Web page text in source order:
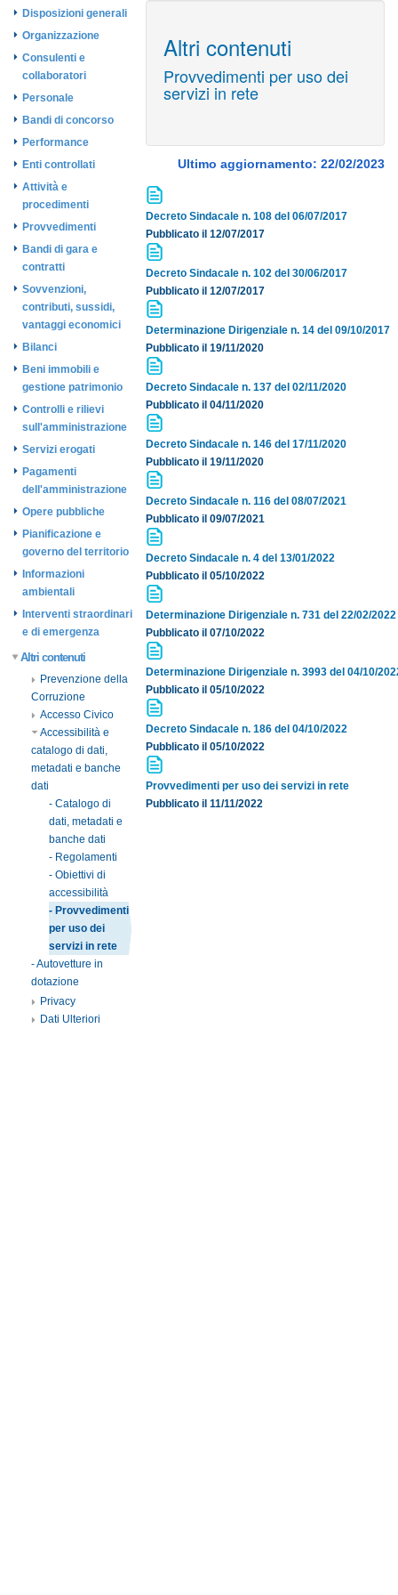
Disposizioni generali
Organizzazione
Consulenti e
collaboratori
Personale
Bandi di concorso
Performance
Enti controllati
Attività e
procedimenti
Provvedimenti
Bandi di gara e
contratti
Sovvenzioni,
contributi, sussidi,
vantaggi economici
Bilanci
Beni immobili e
gestione patrimonio
Controlli e rilievi
sull'amministrazione
Servizi erogati
Pagamenti
dell'amministrazione
Opere pubbliche
Pianificazione e
governo del territorio
Informazioni
ambientali
Interventi straordinari
e di emergenza
Altri contenuti
Prevenzione della
Corruzione
Accesso Civico
Accessibilità e
catalogo di dati,
metadati e banche
dati
- Catalogo di
dati, metadati e
banche dati
- Regolamenti
- Obiettivi di
accessibilità
- Provvedimenti
per uso dei
servizi in rete
- Autovetture in
dotazione
Privacy
Dati Ulteriori
Altri contenuti
Provvedimenti per uso dei
servizi in rete
Ultimo aggiornamento: 22/02/2023
Decreto Sindacale n. 108 del 06/07/2017
Pubblicato il 12/07/2017
Decreto Sindacale n. 102 del 30/06/2017
Pubblicato il 12/07/2017
Determinazione Dirigenziale n. 14 del 09/10/2017
Pubblicato il 19/11/2020
Decreto Sindacale n. 137 del 02/11/2020
Pubblicato il 04/11/2020
Decreto Sindacale n. 146 del 17/11/2020
Pubblicato il 19/11/2020
Decreto Sindacale n. 116 del 08/07/2021
Pubblicato il 09/07/2021
Decreto Sindacale n. 4 del 13/01/2022
Pubblicato il 05/10/2022
Determinazione Dirigenziale n. 731 del 22/02/2022
Pubblicato il 07/10/2022
Determinazione Dirigenziale n. 3993 del 04/10/
Pubblicato il 05/10/2022
Decreto Sindacale n. 186 del 04/10/2022
Pubblicato il 05/10/2022
Provvedimenti per uso dei servizi in rete
Pubblicato il 11/11/2022